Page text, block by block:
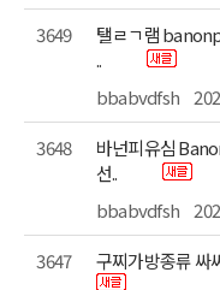
3649
..
bbabvdfsh
3648
선..
bbabvdfsh
3647
구찌가방종류 싸